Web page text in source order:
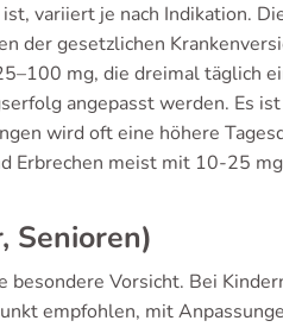
variiert je nach Indikation.
der gesetzlichen
mg, die dreimal täglich
angepasst werden. Es
wird oft eine höhere
Erbrechen meist mit 10-25
Senioren)
Vorsicht. Bei
empfohlen, mit